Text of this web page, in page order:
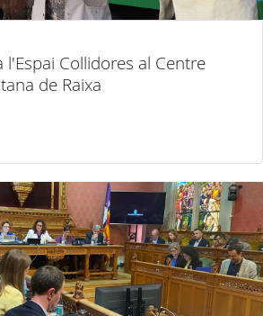
l'Espai Collidores al Centre
de Raixa